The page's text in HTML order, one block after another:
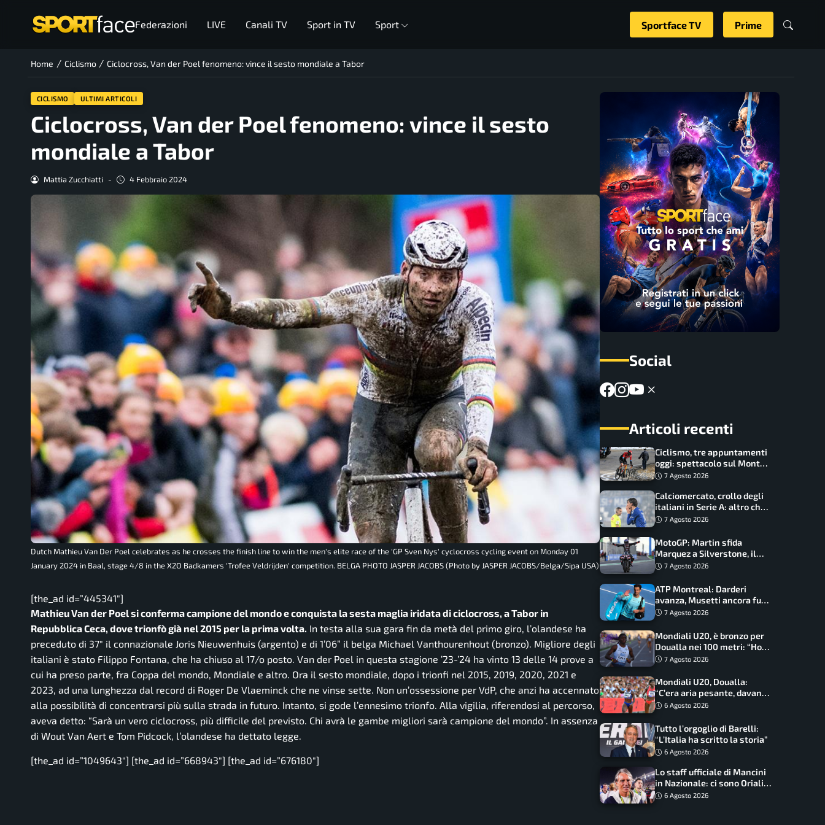
Federazioni LIVE Canali TV Sport in TV Sport Sportface TV Prime
Home / Ciclismo / Ciclocross, Van der Poel fenomeno: vince il sesto mondiale a Tabor
CICLISMO ULTIMI ARTICOLI
Ciclocross, Van der Poel fenomeno: vince il sesto
mondiale a Tabor
Mattia Zucchiatti - 4 Febbraio 2024
Dutch Mathieu Van Der Poel celebrates as he crosses the finish line to win the men's elite race of the 'GP Sven Nys' cyclocross cycling event on Monday 01
January 2024 in Baal, stage 4/8 in the X2O Badkamers 'Trofee Veldrijden' competition. BELGA PHOTO JASPER JACOBS (Photo by JASPER JACOBS/Belga/Sipa USA)
[the_ad id=”445341″]
Mathieu Van der Poel si conferma campione del mondo e conquista la sesta maglia iridata di ciclocross, a Tabor in
Repubblica Ceca, dove trionfò già nel 2015 per la prima volta. In testa alla sua gara fin da metà del primo giro, l’olandese ha
preceduto di 37″ il connazionale Joris Nieuwenhuis (argento) e di 1’06” il belga Michael Vanthourenhout (bronzo). Migliore degli
italiani è stato Filippo Fontana, che ha chiuso al 17/o posto. Van der Poel in questa stagione ’23-’24 ha vinto 13 delle 14 prove a
cui ha preso parte, fra Coppa del mondo, Mondiale e altro. Ora il sesto mondiale, dopo i trionfi nel 2015, 2019, 2020, 2021 e
2023, ad una lunghezza dal record di Roger De Vlaeminck che ne vinse sette. Non un’ossessione per VdP, che anzi ha accennato
alla possibilità di concentrarsi più sulla strada in futuro. Intanto, si gode l’ennesimo trionfo. Alla vigilia, riferendosi al percorso,
aveva detto: “Sarà un vero ciclocross, più difficile del previsto. Chi avrà le gambe migliori sarà campione del mondo”. In assenza
di Wout Van Aert e Tom Pidcock, l’olandese ha dettato legge.
[the_ad id=”1049643″] [the_ad id=”668943″] [the_ad id=”676180″]
Social
Articoli recenti
Ciclismo, tre appuntamenti
oggi: spettacolo sul Mont
Ventoux, orari e come
7 Agosto 2026
Calciomercato, crollo degli
italiani in Serie A: altro che
svolta dopo il Mondiale
7 Agosto 2026
MotoGP: Martin sfida
Marquez a Silverstone, il
programma e gli orari
7 Agosto 2026
ATP Montreal: Darderi
avanza, Musetti ancora fuori
con Jodar
7 Agosto 2026
Mondiali U20, è bronzo per
Doualla nei 100 metri: “Ho
scacciato l’ansia”
7 Agosto 2026
Mondiali U20, Doualla:
“C’era aria pesante, davano
le mascherine! Finale? Non
6 Agosto 2026
Tutto l’orgoglio di Barelli:
“L’Italia ha scritto la storia”
6 Agosto 2026
Lo staff ufficiale di Mancini
in Nazionale: ci sono Oriali e
Bonucci, confermato un
6 Agosto 2026